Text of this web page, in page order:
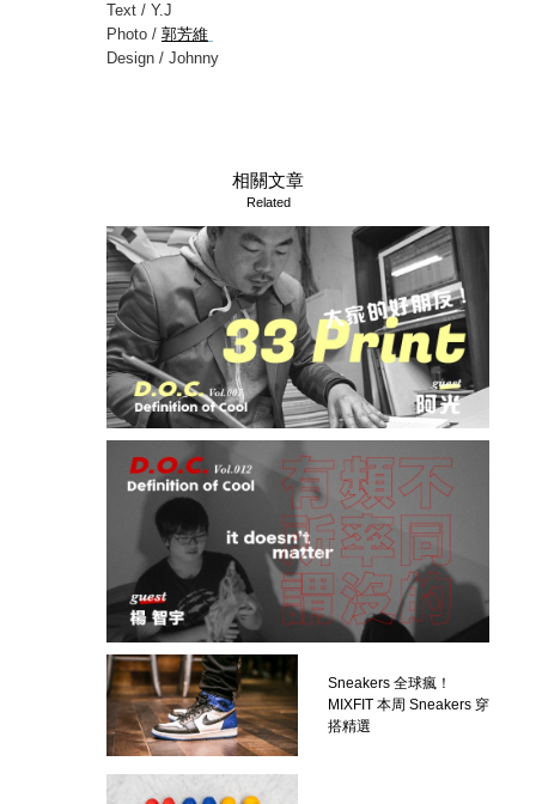
Text / Y.J
Photo / 郭芳維
Design / Johnny
相關文章
Related
Sneakers 全球瘋！
MIXFIT 本周 Sneakers 穿
搭精選